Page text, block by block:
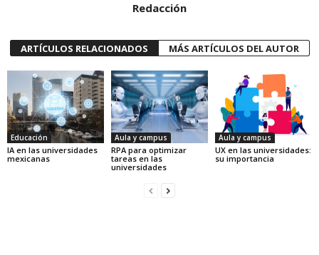
Redacción
ARTÍCULOS RELACIONADOS MÁS ARTÍCULOS DEL AUTOR
Educación
IA en las universidades
mexicanas
Aula y campus
RPA para optimizar
tareas en las
universidades
Aula y campus
UX en las universidades:
su importancia